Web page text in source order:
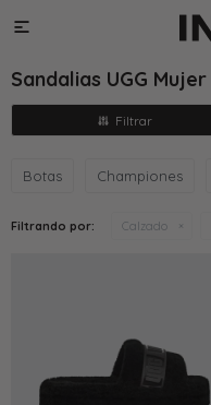

Sandalias UGG Mujer
Botas Championes
Filtrando por: Calzado